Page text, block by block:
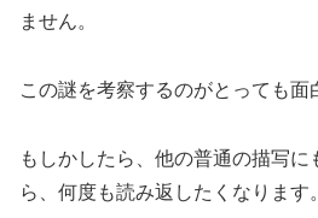
ません。
この謎を考察するのがとっても面
もしかしたら、他の普通の描写に
ら、何度も読み返したくなります。